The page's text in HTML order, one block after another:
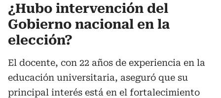
¿Hubo intervención del
Gobierno nacional en la
elección?
El docente, con 22 años de experiencia en la
educación universitaria, aseguró que su
principal interés está en el fortalecimiento